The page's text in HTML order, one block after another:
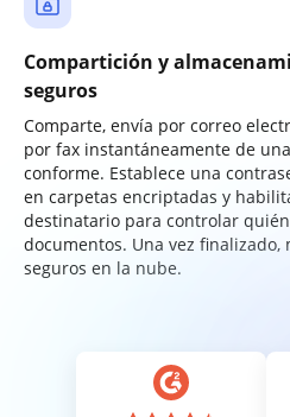
Compartición y
seguros
Comparte, envía por correo
por fax instantáneamente de
conforme. Establece una
en carpetas encriptadas y
destinatario para controlar
documentos. Una vez
seguros en la nube.